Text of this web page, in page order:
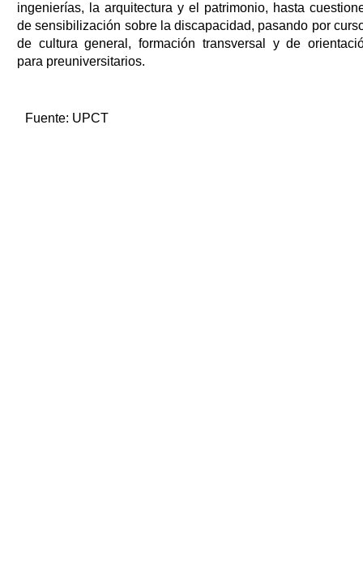
ingenierías, la arquitectura y el patrimonio, hasta
de sensibilización sobre la discapacidad, pasando por
de cultura general, formación transversal y de
para preuniversitarios.
Fuente: UPCT